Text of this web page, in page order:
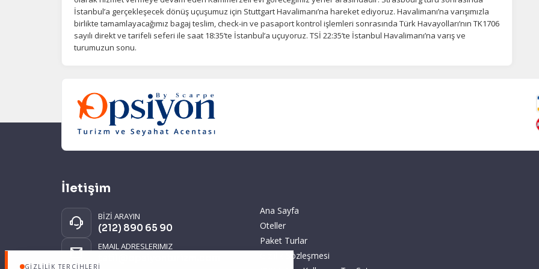
GIZLILIK TERCIHLERI
İstanbul’a gerçekleşecek dönüş uçuşumuz için Stuttgart Havalimanı’na hareket ediyoruz. Havalimanı’na varışımızla
birlikte tamamlayacağımız bagaj teslim, check-in ve pasaport kontrol işlemleri sonrasında Türk Havayolları’nın TK1706
sayılı direkt ve tarifeli seferi ile saat 18:35’te İstanbul’a uçuyoruz. TSİ 22:35’te İstanbul Havalimanı’na varış ve
turumuzun sonu.
İletişim
BİZİ ARAYIN
(212) 890 65 90
EMAIL ADRESLERIMIZ
Ana Sayfa
Oteller
Paket Turlar
Gizlilik Sözleşmesi